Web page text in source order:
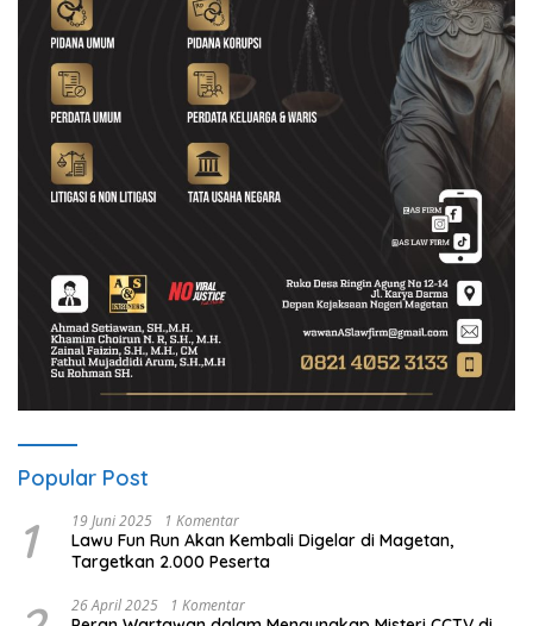
Popular Post
1 19 Juni 2025 1 Komentar
Lawu Fun Run Akan Kembali Digelar di Magetan,
Targetkan 2.000 Peserta
26 April 2025 1 Komentar